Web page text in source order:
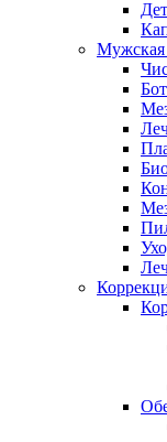
Мужская